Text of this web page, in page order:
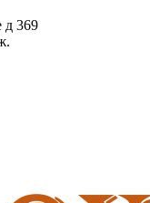
д 369